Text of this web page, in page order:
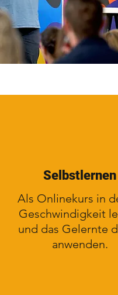
Selbstlernen
Als Onlinekurs in
Geschwindigkeit
und das Gelernte
anwenden.